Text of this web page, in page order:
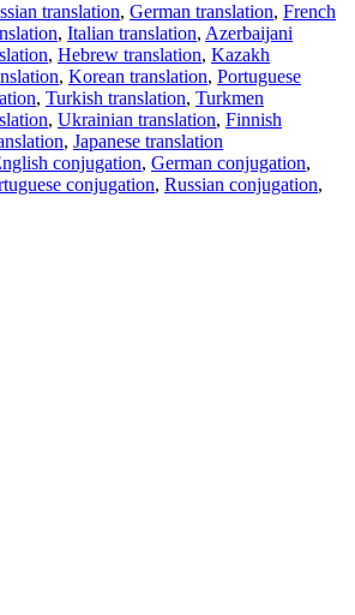
translation, German translation, French
, Italian translation, Azerbaijani
, Hebrew translation, Kazakh
, Korean translation, Portuguese
, Turkish translation, Turkmen
, Ukrainian translation, Finnish
, Japanese translation
conjugation, German conjugation,
conjugation, Russian conjugation,